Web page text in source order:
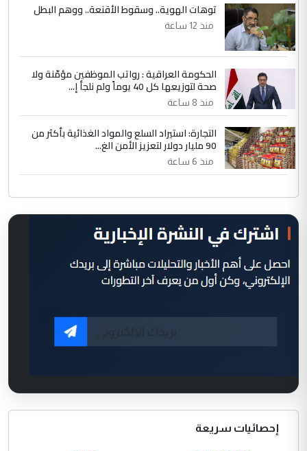
توهات الهوية.. وسقوط الأقنعة.. ووهم البطل
منذ 12 ساعة
الحكومة العراقية : رواتب الموظفين مؤمّنة ولا
صحة لتوزيعها كل 40 يوماً ولم نلجأ إ...
منذ 8 ساعة
التجارة: استيراد السلع والمواد الغذائية بأكثر من
90 مليار دولار لتعزيز الأمن الغ...
منذ 6 ساعة
إحصائيات سريعة